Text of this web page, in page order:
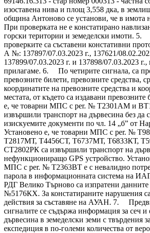
изоставена нива и площ 3,558 дка, в
община Антоново се установи, че в имота
При проверката не е констатирано
горски територии и земеделски имоти. 5.
проверките са съставени констативни
А №: 137897/07.03.2023 г., 137621/
137899/07.03.2023 г. и 137898/07.03.2023 г.,
прилагаме. 6. По четирите сигнала, са
превозните билети, превозните средства,
координатите на превозните средства и
местата, от където са издавани превозните
е, че товарни МПС с per. № Т2301АМ и
извършили транспорт на дървесина без да
изискуемите документи по чл. 14 „б” от
Установено е, че товарни МПС с per. №
Т2817МТ, Т4456СТ, Т6737МТ, Т6833КТ,
СТ2802РК са извършили транспорт на
нефункциониращо GPS устройство.
МПС с per. № Т2363ВТ е с невалидно
парола в информационната система на
РДГ Велико Търново са изпратени
№5176КХ. За констатираните нарушения
действия за съставяне на АУАН. 7.
сигналите се съдържа информация за сеч и
дървесина в земеделски земи с твърдения
експедиция в по-големи количества от